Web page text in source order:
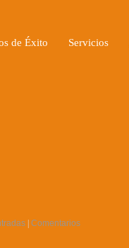
de Éxito Servicios
Comentarios